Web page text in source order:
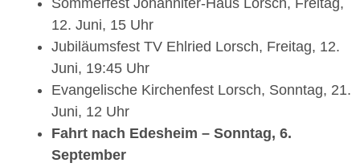
12. Juni, 15 Uhr
Jubiläumsfest TV Ehlried Lorsch, Freitag, 12.
Juni, 19:45 Uhr
Evangelische Kirchenfest Lorsch, Sonntag, 21.
Juni, 12 Uhr
Fahrt nach Edesheim – Sonntag, 6.
September